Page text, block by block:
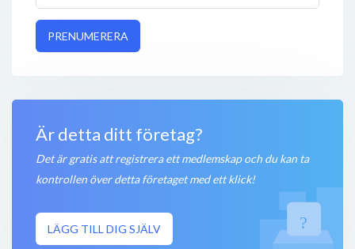
PRENUMERERA
Är detta ditt företag?
Det är gratis att registrera ett medlemskap och du kan ta
kontrollen över detta företaget med ett klick!
LÄGG TILL DIG SJÄLV